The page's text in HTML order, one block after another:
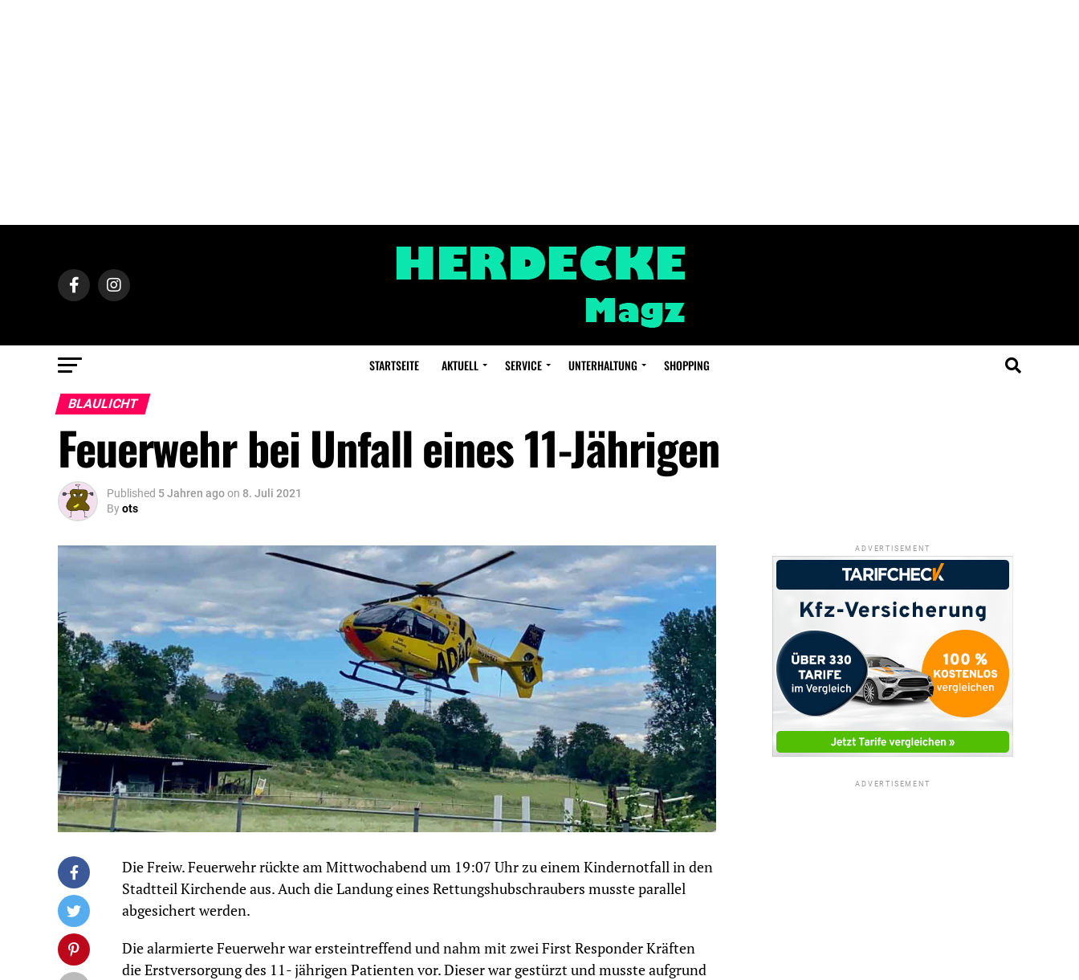
STARTSEITE AKTUELL SERVICE UNTERHALTUNG SHOPPING
BLAULICHT
Feuerwehr bei Unfall eines 11-Jährigen
Published 5 Jahren agoon 8. Juli 2021
Byots
Die Freiw. Feuerwehr rückte am Mittwochabend um 19:07 Uhr zu einem Kindernotfall in den
Stadtteil Kirchende aus. Auch die Landung eines Rettungshubschraubers musste parallel
abgesichert werden.
Die alarmierte Feuerwehr war ersteintreffend und nahm mit zwei First Responder Kräften
die Erstversorgung des 11- jährigen Patienten vor. Dieser war gestürzt und musste aufgrund
ADVERTISEMENT
ADVERTISEMENT